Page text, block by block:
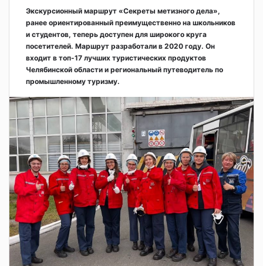
Экскурсионный маршрут «Секреты метизного дела»,
ранее ориентированный преимущественно на школьников
и студентов, теперь доступен для широкого круга
посетителей. Маршрут разработали в 2020 году. Он
входит в топ-17 лучших туристических продуктов
Челябинской области и региональный путеводитель по
промышленному туризму.